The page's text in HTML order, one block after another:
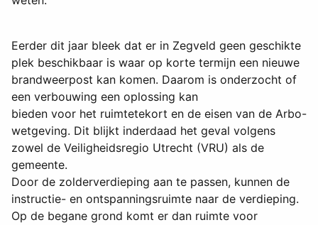
Eerder dit jaar bleek dat er in Zegveld geen geschikte
plek beschikbaar is waar op korte termijn een nieuwe
brandweerpost kan komen. Daarom is onderzocht of
een verbouwing een oplossing kan
bieden voor het ruimtetekort en de eisen van de Arbo-
wetgeving. Dit blijkt inderdaad het geval volgens
zowel de Veiligheidsregio Utrecht (VRU) als de
gemeente.
Door de zolderverdieping aan te passen, kunnen de
instructie- en ontspanningsruimte naar de verdieping.
Op de begane grond komt er dan ruimte voor